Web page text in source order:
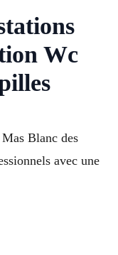
Wc
Blanc des
avec une